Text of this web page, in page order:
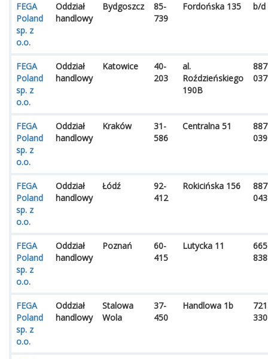
FEGA
Poland
sp. z
o.o.
Oddział
handlowy
Bydgoszcz
85-
739
Fordońska 135 b/d
FEGA
Poland
sp. z
o.o.
Oddział
handlowy
Katowice
40-
203
al.
Roździeńskiego
190B
037
FEGA
Poland
sp. z
o.o.
Oddział
handlowy
Kraków
31-
586
Centralna 51
039
FEGA
Poland
sp. z
o.o.
Oddział
handlowy
Łódź
92-
412
Rokicińska 156
043
FEGA
Poland
sp. z
o.o.
Oddział
handlowy
Poznań
60-
415
Lutycka 11
838
FEGA
Poland
sp. z
o.o.
Oddział
handlowy
Stalowa
Wola
37-
450
Handlowa 1b
330